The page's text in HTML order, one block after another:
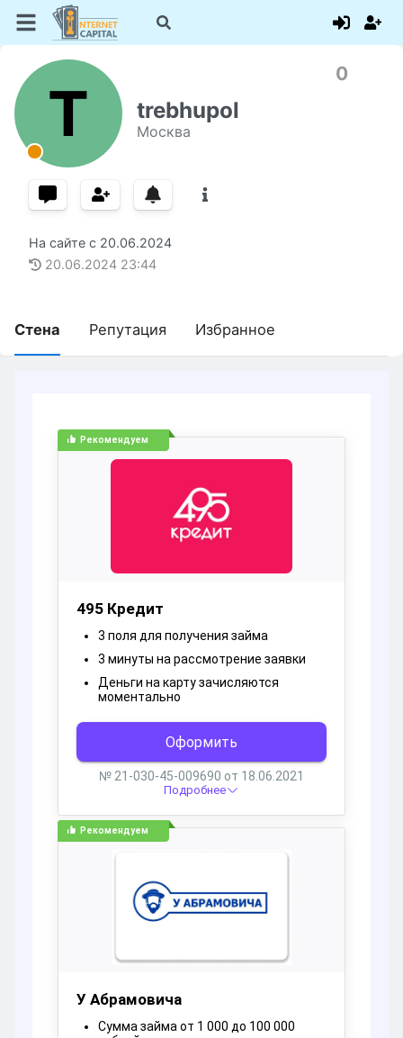
T trebhupol
Москва
0
На сайте с 20.06.2024
20.06.2024 23:44
Стена Репутация Избранное